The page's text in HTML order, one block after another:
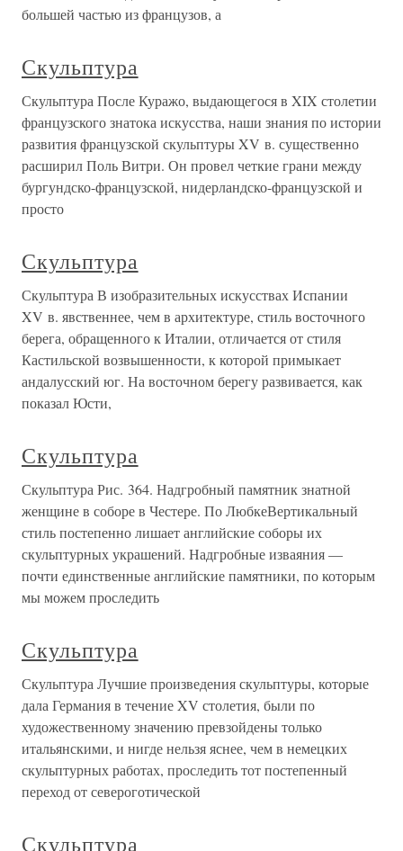
большей частью из французов, а
Скульптура
Скульптура После Куражо, выдающегося в XIX столетии
французского знатока искусства, наши знания по истории
развития французской скульптуры XV в. существенно
расширил Поль Витри. Он провел четкие грани между
бургундско-французской, нидерландско-французской и
просто
Скульптура
Скульптура В изобразительных искусствах Испании
XV в. явственнее, чем в архитектуре, стиль восточного
берега, обращенного к Италии, отличается от стиля
Кастильской возвышенности, к которой примыкает
андалусский юг. На восточном берегу развивается, как
показал Юсти,
Скульптура
Скульптура Рис. 364. Надгробный памятник знатной
женщине в соборе в Честере. По ЛюбкеВертикальный
стиль постепенно лишает английские соборы их
скульптурных украшений. Надгробные изваяния —
почти единственные английские памятники, по которым
мы можем проследить
Скульптура
Скульптура Лучшие произведения скульптуры, которые
дала Германия в течение XV столетия, были по
художественному значению превзойдены только
итальянскими, и нигде нельзя яснее, чем в немецких
скульптурных работах, проследить тот постепенный
переход от североготической
Скульптура